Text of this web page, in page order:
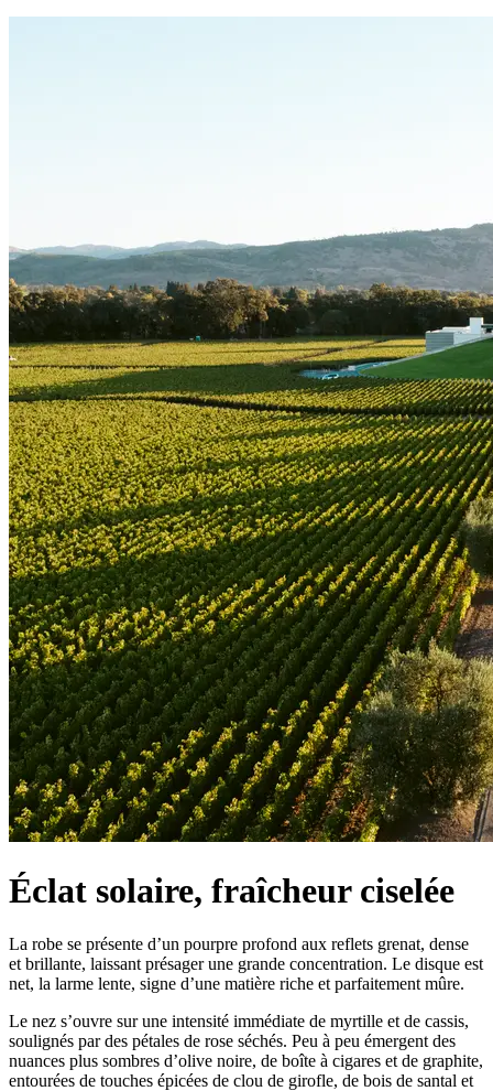
Éclat solaire, fraîcheur ciselée
La robe se présente d’un pourpre profond aux reflets grenat, dense
et brillante, laissant présager une grande concentration. Le disque est
net, la larme lente, signe d’une matière riche et parfaitement mûre.
Le nez s’ouvre sur une intensité immédiate de myrtille et de cassis,
soulignés par des pétales de rose séchés. Peu à peu émergent des
nuances plus sombres d’olive noire, de boîte à cigares et de graphite,
entourées de touches épicées de clou de girofle, de bois de santal et